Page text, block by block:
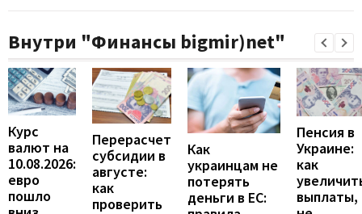
Внутри "Финансы bigmir)net"
Курс
валют на
10.08.2026:
евро
пошло
Перерасчет
субсидии в
августе:
как
проверить
Как
украинцам не
потерять
деньги в ЕС:
Пенсия в
Украине:
как
выплаты,